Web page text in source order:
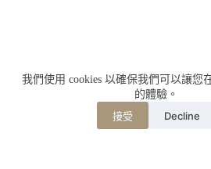
我們使用 cookies 以確保我們可以讓您
的體驗。
接受 Decline